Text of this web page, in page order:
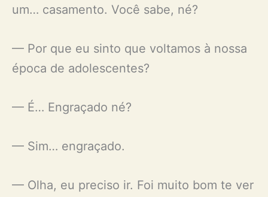
um… casamento. Você sabe, né?
— Por que eu sinto que voltamos à nossa
época de adolescentes?
— É… Engraçado né?
— Sim… engraçado.
— Olha, eu preciso ir. Foi muito bom te ver